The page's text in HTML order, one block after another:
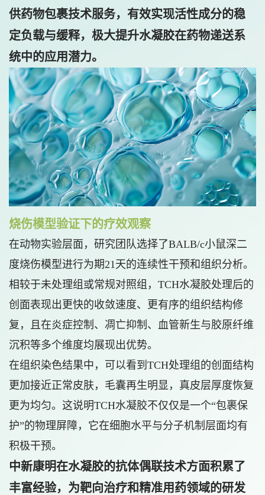
供药物包裹技术服务，有效实现活性成分的稳
定负载与缓释，极大提升水凝胶在药物递送系
统中的应用潜力。
烧伤模型验证下的疗效观察
在动物实验层面，研究团队选择了BALB/c小鼠深二
度烧伤模型进行为期21天的连续性干预和组织分析。
相较于未处理组或常规对照组，TCH水凝胶处理后的
创面表现出更快的收敛速度、更有序的组织结构修
复，且在炎症控制、凋亡抑制、血管新生与胶原纤维
沉积等多个维度均展现出优势。
在组织染色结果中，可以看到TCH处理组的创面结构
更加接近正常皮肤，毛囊再生明显，真皮层厚度恢复
更为均匀。这说明TCH水凝胶不仅仅是一个“包裹保
护”的物理屏障，它在细胞水平与分子机制层面均有
积极干预。
中新康明在水凝胶的抗体偶联技术方面积累了
丰富经验，为靶向治疗和精准用药领域的研发